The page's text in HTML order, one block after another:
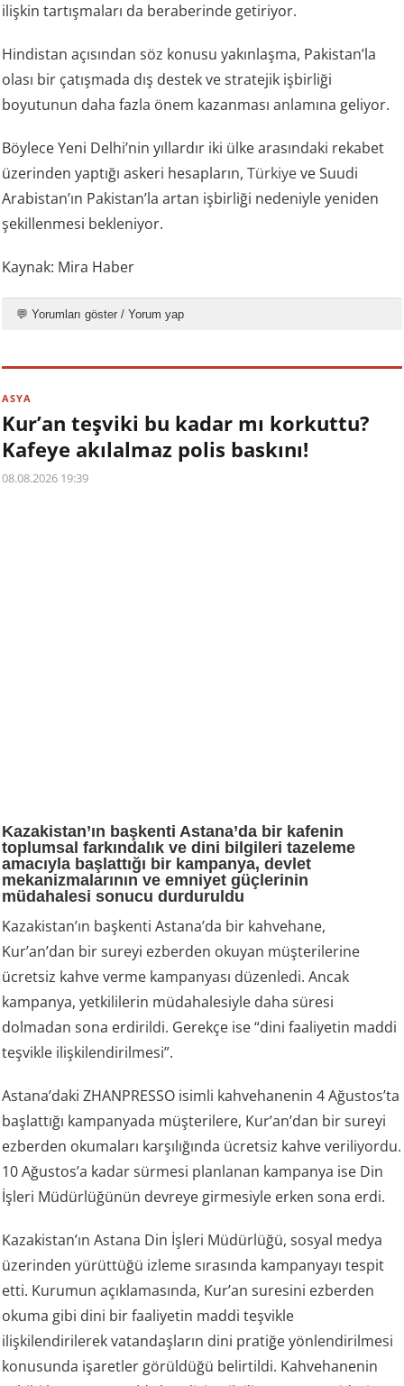
ilişkin tartışmaları da beraberinde getiriyor.
Hindistan açısından söz konusu yakınlaşma, Pakistan’la
olası bir çatışmada dış destek ve stratejik işbirliği
boyutunun daha fazla önem kazanması anlamına geliyor.
Böylece Yeni Delhi’nin yıllardır iki ülke arasındaki rekabet
üzerinden yaptığı askeri hesapların,Türkiyeve Suudi
Arabistan’ın Pakistan’la artan işbirliği nedeniyle yeniden
şekillenmesi bekleniyor.
Kaynak: Mira Haber
💬 Yorumları göster / Yorum yap
ASYA
Kur’an teşviki bu kadar mı korkuttu?
Kafeye akılalmaz polis baskını!
08.08.2026 19:39
Kazakistan’ın başkenti Astana’da bir kafenin
toplumsal farkındalık ve dini bilgileri tazeleme
amacıyla başlattığı bir kampanya, devlet
mekanizmalarının ve emniyet güçlerinin
müdahalesi sonucu durduruldu
Kazakistan’ın başkenti Astana’da bir kahvehane,
Kur’an’dan bir sureyi ezberden okuyan müşterilerine
ücretsiz kahve verme kampanyası düzenledi. Ancak
kampanya, yetkililerin müdahalesiyle daha süresi
dolmadan sona erdirildi. Gerekçe ise “dini faaliyetin maddi
teşvikle ilişkilendirilmesi”.
Astana’daki ZHANPRESSO isimli kahvehanenin 4 Ağustos’ta
başlattığı kampanyada müşterilere, Kur’an’dan bir sureyi
ezberden okumaları karşılığında ücretsiz kahve veriliyordu.
10 Ağustos’a kadar sürmesi planlanan kampanya ise Din
İşleri Müdürlüğünün devreye girmesiyle erken sona erdi.
Kazakistan’ın Astana Din İşleri Müdürlüğü, sosyal medya
üzerinden yürüttüğü izleme sırasında kampanyayı tespit
etti. Kurumun açıklamasında, Kur’an suresini ezberden
okuma gibi dini bir faaliyetin maddi teşvikle
ilişkilendirilerek vatandaşların dini pratiğe yönlendirilmesi
konusunda işaretler görüldüğü belirtildi. Kahvehanenin